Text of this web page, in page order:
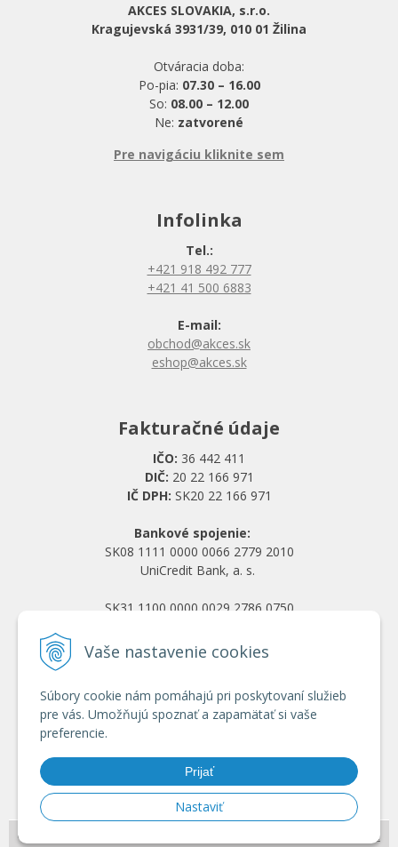
Vaše nastavenie cookies
Súbory cookie nám pomáhajú pri poskytovaní služieb
pre vás. Umožňujú spoznať a zapamätať si vaše
preferencie.
Prijať
Nastaviť
AKCES SLOVAKIA, s.r.o.
Kragujevská 3931/39, 010 01 Žilina
Otváracia doba:
Po-pia: 07.30 – 16.00
So: 08.00 – 12.00
Ne: zatvorené
Pre navigáciu kliknite sem
Infolinka
Tel.:
+421 918 492 777
+421 41 500 6883
E-mail:
obchod@akces.sk
eshop@akces.sk
Fakturačné údaje
IČO: 36 442 411
DIČ: 20 22 166 971
IČ DPH: SK20 22 166 971
Bankové spojenie:
SK08 1111 0000 0066 2779 2010
UniCredit Bank, a. s.
SK31 1100 0000 0029 2786 0750
Obchodné podmienky
Ochrana osobných údajov
Doprava a platba
Registrácia veľkoobchod
© 2026 HRANY.SK • NextCom s.r.o.